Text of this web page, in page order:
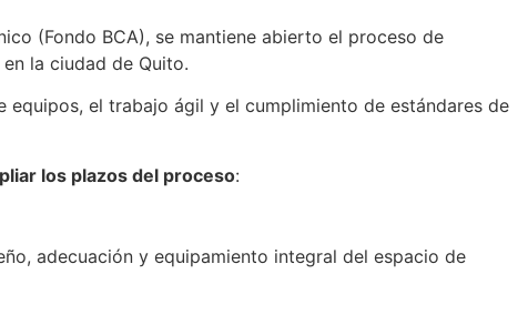
(Fondo BCA), se mantiene abierto el proceso de
la ciudad de Quito.
el trabajo ágil y el cumplimiento de estándares de
los plazos del proceso:
adecuación y equipamiento integral del espacio de